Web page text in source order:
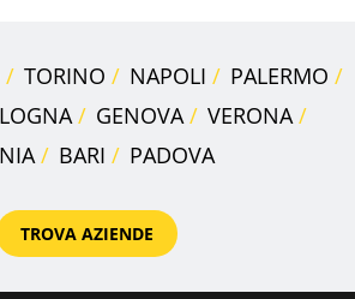
TORINO NAPOLI
PALERMO
GENOVA
VERONA
BARI PADOVA
TROVA AZIENDE